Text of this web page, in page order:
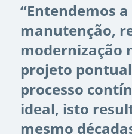
“Entendemos
manutenção,
modernização
projeto
processo
ideal, isto
mesmo